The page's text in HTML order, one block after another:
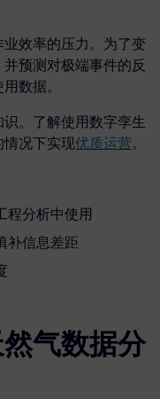
效率的压力。为了变
预测对极端事件的反
数据。
。了解使用数字孪生
情况下实现优质运营。
程分析中使用
补信息差距
气数据分